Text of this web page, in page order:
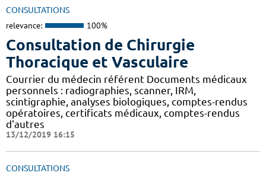
CONSULTATIONS
relevance: 100%
Consultation de Chirurgie
Thoracique et Vasculaire
Courrier du médecin référent Documents médicaux
personnels : radiographies, scanner, IRM,
scintigraphie, analyses biologiques, comptes-rendus
opératoires, certificats médicaux, comptes-rendus
d'autres
13/12/2019 16:15
CONSULTATIONS